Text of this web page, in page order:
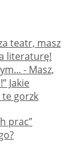
teatr, masz
literaturę!
- Masz,
Jakie
te gorzk
prac”